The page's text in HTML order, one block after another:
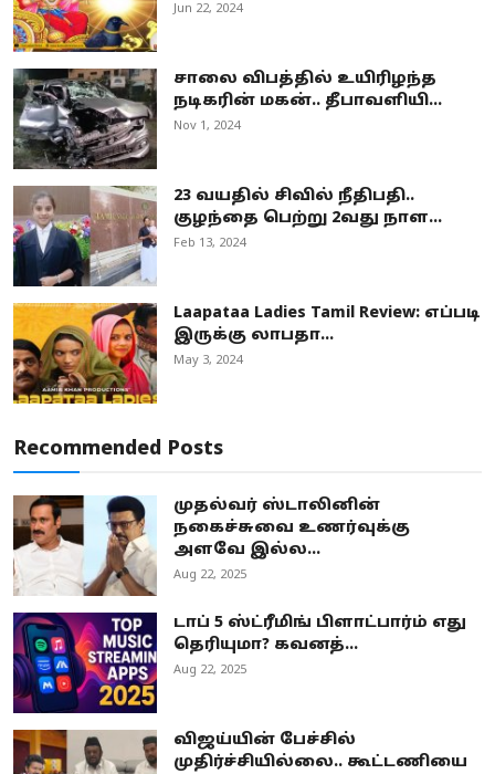
Jun 22, 2024
சாலை விபத்தில் உயிரிழந்த
நடிகரின் மகன்.. தீபாவளியி...
Nov 1, 2024
23 வயதில் சிவில் நீதிபதி..
குழந்தை பெற்று 2வது நாள...
Feb 13, 2024
Laapataa Ladies Tamil Review: எப்படி
இருக்கு லாபதா...
May 3, 2024
Recommended Posts
முதல்வர் ஸ்டாலினின்
நகைச்சுவை உணர்வுக்கு
அளவே இல்ல...
Aug 22, 2025
டாப் 5 ஸ்ட்ரீமிங் பிளாட்பார்ம் எது
தெரியுமா? கவனத்...
Aug 22, 2025
விஜய்யின் பேச்சில்
முதிர்ச்சியில்லை.. கூட்டணியை